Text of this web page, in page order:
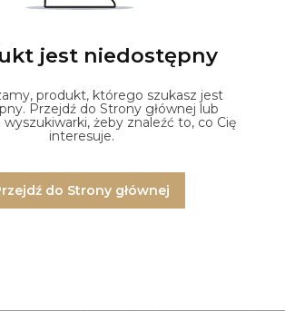
jest niedostępny
produkt, którego szukasz jest
Przejdź do Strony głównej lub
wyszukiwarki, żeby znaleźć to, co Cię
interesuje.
do Strony głównej